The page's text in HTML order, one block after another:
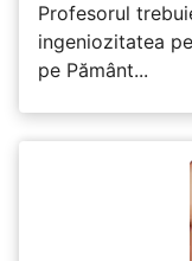
Profesorul
ingeniozitatea
pe Pământ...